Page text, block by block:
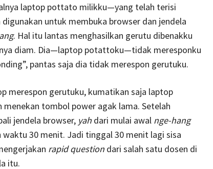
laptop pottato milikku—yang telah terisi
untuk membuka browser dan jendela
. Hal itu lantas menghasilkan gerutu dibenakku
diam. Dia—laptop potattoku—tidak meresponku
pantas saja dia tidak merespon gerutuku.
merespon gerutuku, kumatikan saja laptop
tombol power agak lama. Setelah
jendela browser, yahdari mulai awal nge-hang
30 menit. Jadi tinggal 30 menit lagi sisa
rapid question dari salah satu dosen di
itu.